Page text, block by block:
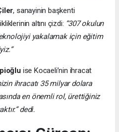
, sanayinin başkenti
altını çizdi: “307 okulun
yakalamak için eğitim
ise Kocaeli’nin ihracat
ihracatı 35 milyar dolara
en önemli rol, ürettiğiniz
dedi.